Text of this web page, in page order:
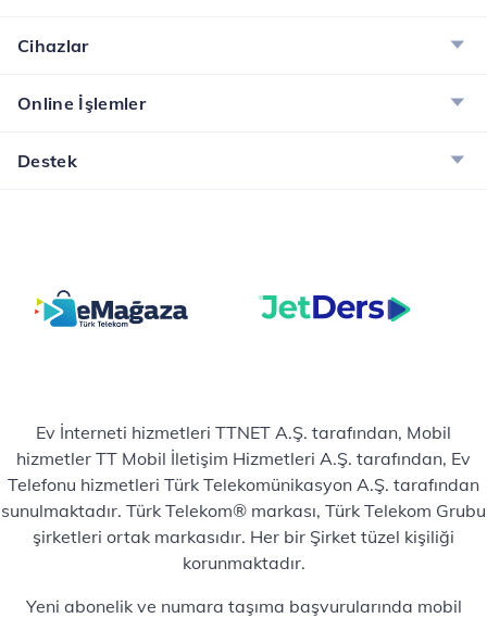
Cihazlar
Online İşlemler
Destek
Ev İnterneti hizmetleri TTNET A.Ş. tarafından, Mobil
hizmetler TT Mobil İletişim Hizmetleri A.Ş. tarafından, Ev
Telefonu hizmetleri Türk Telekomünikasyon A.Ş. tarafından
sunulmaktadır. Türk Telekom® markası, Türk Telekom Grubu
şirketleri ortak markasıdır. Her bir Şirket tüzel kişiliği
korunmaktadır.
Yeni abonelik ve numara taşıma başvurularında mobil